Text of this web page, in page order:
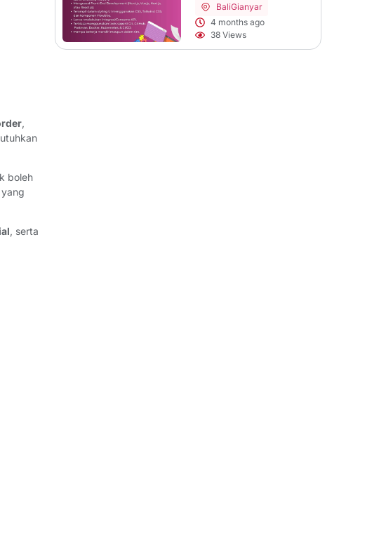
,
boleh
, serta
BaliGianyar
4 months ago
38 Views